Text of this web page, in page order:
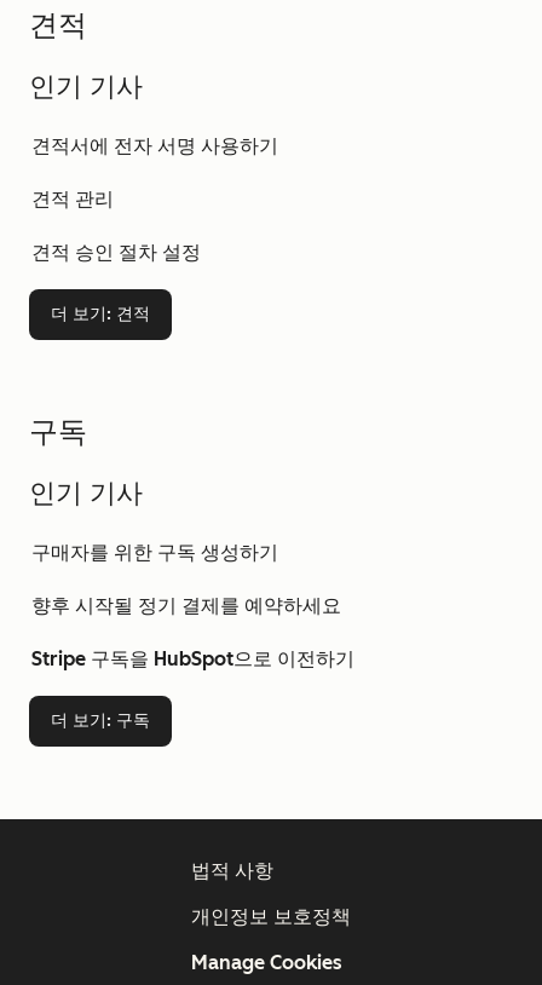
견적
인기 기사
견적서에 전자 서명 사용하기
견적 관리
견적 승인 절차 설정
더 보기: 견적
구독
인기 기사
구매자를 위한 구독 생성하기
향후 시작될 정기 결제를 예약하세요
Stripe 구독을 HubSpot으로 이전하기
더 보기: 구독
법적 사항
개인정보 보호정책
Manage Cookies